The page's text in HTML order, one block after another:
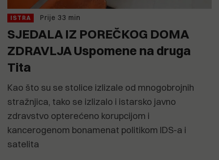
ISTRA Prije 33 min
SJEDALA IZ POREČKOG DOMA
ZDRAVLJA Uspomene na druga
Tita
Kao što su se stolice izlizale od mnogobrojnih
stražnjica, tako se izlizalo i istarsko javno
zdravstvo opterećeno korupcijom i
kancerogenom bonamenat politikom IDS-a i
satelita